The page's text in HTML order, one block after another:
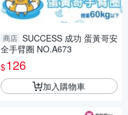
商店 SUCCESS 成功 蛋黃哥安
全手臂圈 NO.A673
$126
加入購物車